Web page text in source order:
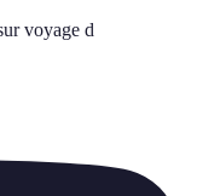
voyage d